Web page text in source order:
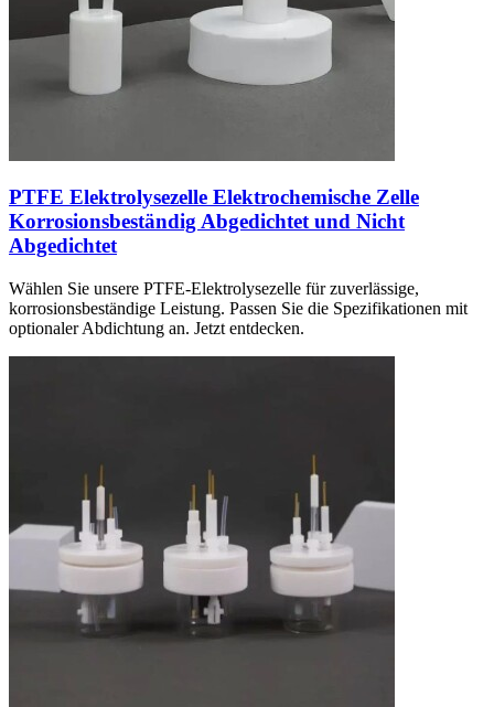
PTFE Elektrolysezelle Elektrochemische Zelle
Korrosionsbeständig Abgedichtet und Nicht
Abgedichtet
Wählen Sie unsere PTFE-Elektrolysezelle für zuverlässige,
korrosionsbeständige Leistung. Passen Sie die Spezifikationen mit
optionaler Abdichtung an. Jetzt entdecken.